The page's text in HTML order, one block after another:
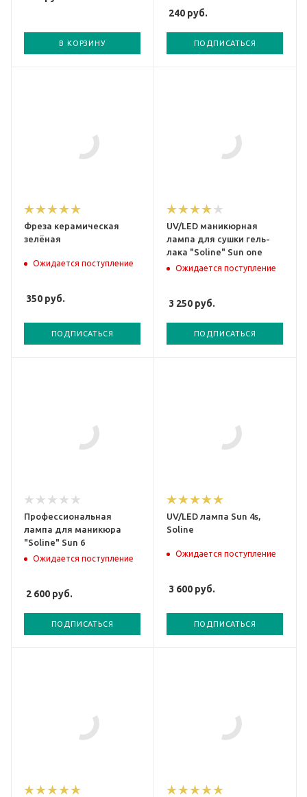
В КОРЗИНУ
240 руб.
ПОДПИСАТЬСЯ
Фреза керамическая
зелёная
Ожидается поступление
350 руб.
ПОДПИСАТЬСЯ
UV/LED маникюрная
лампа для сушки гель-
лака "Soline" Sun one
Ожидается поступление
3 250 руб.
ПОДПИСАТЬСЯ
Профессиональная
лампа для маникюра
"Soline" Sun 6
Ожидается поступление
2 600 руб.
ПОДПИСАТЬСЯ
UV/LED лампа Sun 4s,
Soline
Ожидается поступление
3 600 руб.
ПОДПИСАТЬСЯ